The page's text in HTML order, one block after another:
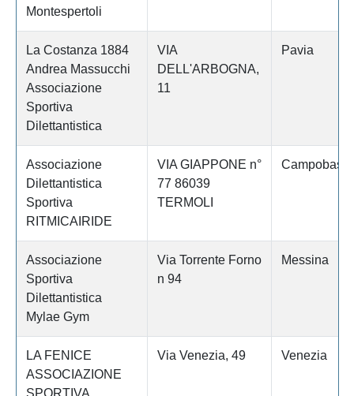
Montespertoli
La Costanza 1884
Andrea Massucchi
Associazione
Sportiva
Dilettantistica
VIA
DELL'ARBOGNA,
11
Pavia
Associazione
Dilettantistica
Sportiva
RITMICAIRIDE
VIA GIAPPONE n°
77 86039
TERMOLI
Associazione
Sportiva
Dilettantistica
Mylae Gym
Via Torrente Forno
n 94
Messina
LA FENICE
ASSOCIAZIONE
SPORTIVA
Via Venezia, 49 Venezia